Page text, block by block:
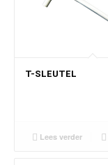
T-SLEUTEL
Lees verder